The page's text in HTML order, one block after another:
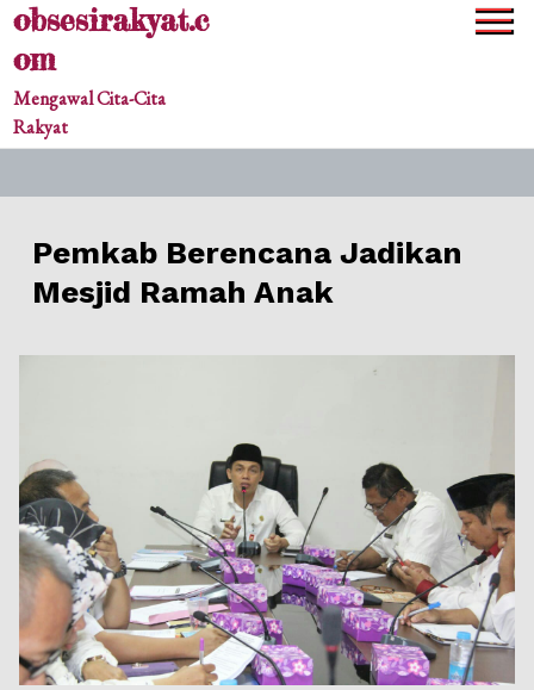
Skipobsesirakyat.c
om
Mengawal Cita-Cita
Rakyat
Pemkab Berencana Jadikan
Mesjid Ramah Anak